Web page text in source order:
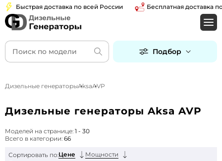
доставка по всей России Бесплатная доставка по
Подбор
Дизельные генераторыAksaAVP
Дизельные генераторы Aksa AVP
Моделей на странице: 1 - 30
Всего в категории: 66
Сортировать по:Цене Мощности